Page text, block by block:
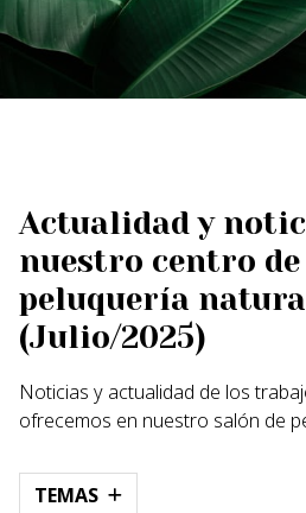
Actualidad y
nuestro centro
peluquería
(Julio/2025)
Noticias y actualidad de los
ofrecemos en nuestro salón de
TEMAS